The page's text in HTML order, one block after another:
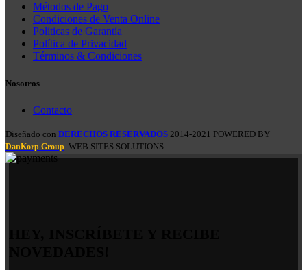
Métodos de Pago
Condiciones de Venta Online
Políticas de Garantía
Política de Privacidad
Términos & Condiciones
Nosotros
Contacto
Diseñado con DERECHOS RESERVADOS 2014-2021 POWERED BY
DanKorp Group . WEB SITES SOLUTIONS